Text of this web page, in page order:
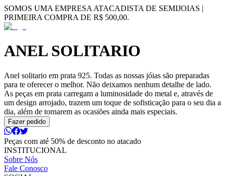
SOMOS UMA EMPRESA ATACADISTA DE SEMIJOIAS |
PRIMEIRA COMPRA DE R$ 500,00.
ANEL SOLITARIO
Anel solitario em prata 925. Todas as nossas jóias são preparadas
para te oferecer o melhor. Não deixamos nenhum detalhe de lado.
As peças em prata carregam a luminosidade do metal e, através de
um design arrojado, trazem um toque de sofisticação para o seu dia a
dia, além de tornarem as ocasiões ainda mais especiais.
Fazer pedido
Peças com até 50% de desconto no atacado
INSTITUCIONAL
Sobre Nós
Fale Conosco